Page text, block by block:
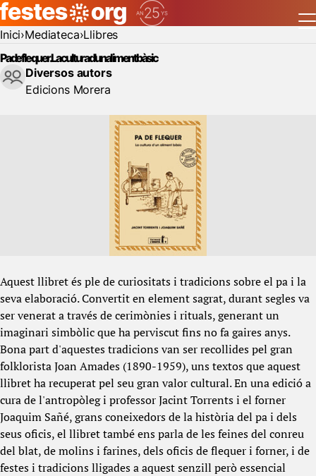
Inici Mediateca Llibres
Pa de flequer. La cultura d'un aliment bàsic
Diversos autors
Edicions Morera
Aquest llibret és ple de curiositats i tradicions sobre el pa i la
seva elaboració. Convertit en element sagrat, durant segles va
ser venerat a través de cerimònies i rituals, generant un
imaginari simbòlic que ha perviscut fins no fa gaires anys.
Bona part d'aquestes tradicions van ser recollides pel gran
folklorista Joan Amades (1890-1959), uns textos que aquest
llibret ha recuperat pel seu gran valor cultural. En una edició a
cura de l'antropòleg i professor Jacint Torrents i el forner
Joaquim Sañé, grans coneixedors de la història del pa i dels
seus oficis, el llibret també ens parla de les feines del conreu
del blat, de molins i farines, dels oficis de flequer i forner, i de
festes i tradicions lligades a aquest senzill però essencial